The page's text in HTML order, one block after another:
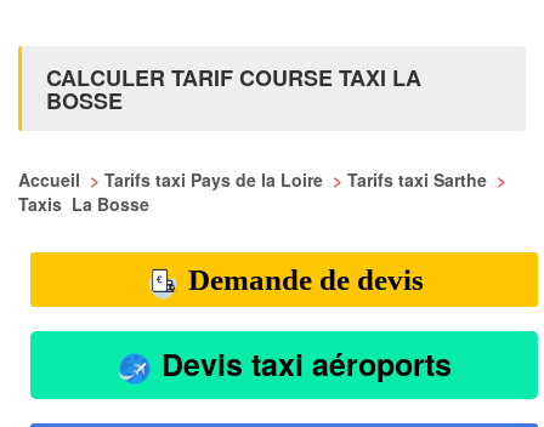
CALCULER TARIF COURSE TAXI LA
BOSSE
Accueil > Tarifs taxi Pays de la Loire > Tarifs taxi Sarthe >
Taxis La Bosse
Demande de devis
Devis taxi aéroports